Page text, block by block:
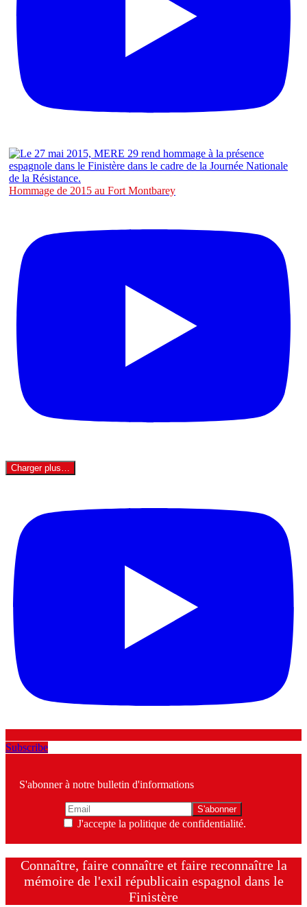
Hommage de 2015 au Fort Montbarey
Charger plus…
Subscribe
S'abonner à notre bulletin d'informations
J'accepte la politique de confidentialité.
Connaître, faire connaître et faire reconnaître la
mémoire de l'exil républicain espagnol dans le
Finistère